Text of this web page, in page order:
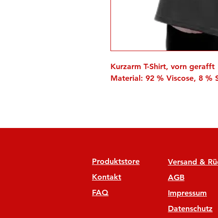
Kurzarm T-Shirt, vorn gerafft
Material: 92 % Viscose, 8 %
Produktstore
Kontakt
FAQ
Versand &
AGB
Impressum
Datenschutz